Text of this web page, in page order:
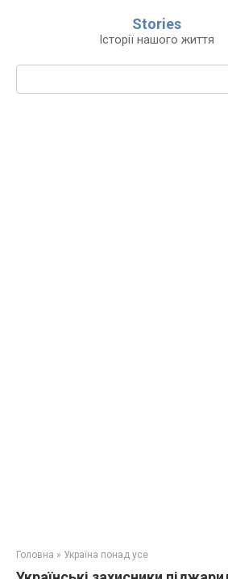
Stories
Історії нашого життя
Пошук:
Головна » Україна понад усе